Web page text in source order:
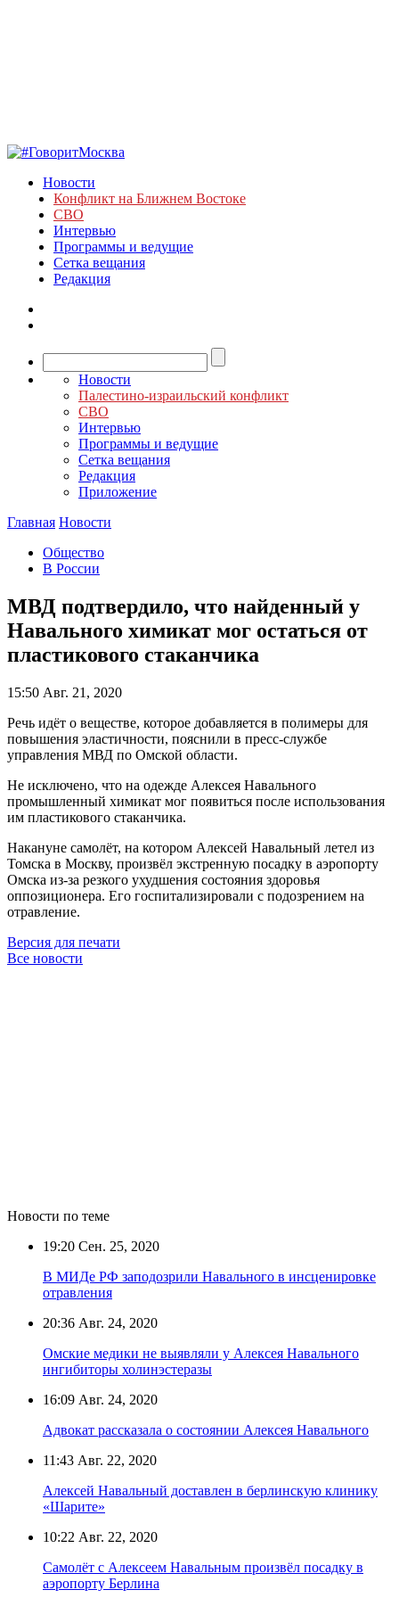
Новости
Конфликт на Ближнем Востоке
СВО
Интервью
Программы и ведущие
Сетка вещания
Редакция
Новости
Палестино-израильский конфликт
СВО
Интервью
Программы и ведущие
Сетка вещания
Редакция
Приложение
Главная Новости
Общество
В России
МВД подтвердило, что найденный у
Навального химикат мог остаться от
пластикового стаканчика
15:50 Авг. 21, 2020
Речь идёт о веществе, которое добавляется в полимеры для
повышения эластичности, пояснили в пресс-службе
управления МВД по Омской области.
Не исключено, что на одежде Алексея Навального
промышленный химикат мог появиться после использования
им пластикового стаканчика.
Накануне самолёт, на котором Алексей Навальный летел из
Томска в Москву, произвёл экстренную посадку в аэропорту
Омска из-за резкого ухудшения состояния здоровья
оппозиционера. Его госпитализировали с подозрением на
отравление.
Версия для печати
Все новости
Новости по теме
19:20 Сен. 25, 2020
В МИДе РФ заподозрили Навального в инсценировке
отравления
20:36 Авг. 24, 2020
Омские медики не выявляли у Алексея Навального
ингибиторы холинэстеразы
16:09 Авг. 24, 2020
Адвокат рассказала о состоянии Алексея Навального
11:43 Авг. 22, 2020
Алексей Навальный доставлен в берлинскую клинику
«Шарите»
10:22 Авг. 22, 2020
Самолёт с Алексеем Навальным произвёл посадку в
аэропорту Берлина